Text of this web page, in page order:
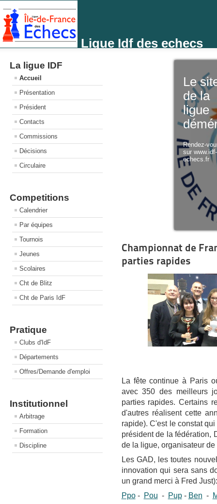
Ligue Idf des echecs
La ligue IDF
Accueil
Présentation
Président
Contacts
Commissions
Décisions
Circulaire
Competitions
Calendrier
Par équipes
Tournois
Jeunes
Scolaires
Cht de Blitz
Cht de Paris IdF
Pratique
Clubs d'IdF
Départements
Offres/Demande d'emploi
Institutionnel
Arbitrage
Formation
Discipline
Le
de la
ligue
Rendez-
sur
echecs.fr
Championnat de
parties rapides
La fête continue à Paris
avec 350 des meilleurs
parties rapides. Certains
d'autres réalisent cette
rapide). C'est le constat
président de la fédération,
de la ligue, organisateur de
Les GAD, les toutes
innovation qui sera sans
un grand merci à Fred Just):
Ppo- Pou - Pup- Ben -